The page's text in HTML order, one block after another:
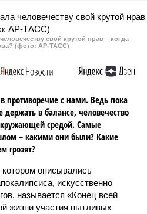
свой крутой нрав – когда
(фото: АР-ТАСС)
противоречие с нами. Ведь пока
держать в балансе, человечество
средой. Самые
– какими они были? Какие
грозят?
котором описывались
искусственно
называется «Конец всей
жизни участия пытливых